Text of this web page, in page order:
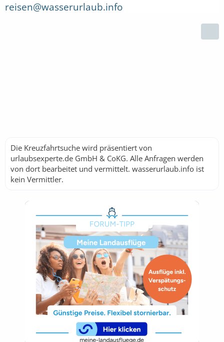
reisen@wasserurlaub.info
Die Kreuzfahrtsuche wird präsentiert von
urlaubsexperte.de GmbH & CoKG. Alle Anfragen werden
von dort bearbeitet und vermittelt. wasserurlaub.info ist
kein Vermittler.